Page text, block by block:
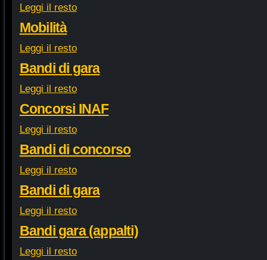
Leggi il resto
Mobilità
Leggi il resto
Bandi di gara
Leggi il resto
Concorsi INAF
Leggi il resto
Bandi di concorso
Leggi il resto
Bandi di gara
Leggi il resto
Bandi gara (appalti)
Leggi il resto